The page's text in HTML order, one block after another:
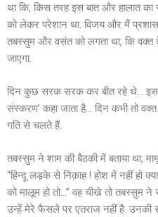
था कि, किस तरह इस बात और हालात का
को लेकर परेशान था. विजय और मैं
तबस्सुम और वसंत को लगता था, कि वक्त
जाएगा.
दिन कुछ सरक सरक कर बीत रहे थे… इस
संस्करण’ कहा जाता है… दिन कभी तो
गति से चलते हैं.
तबस्सुम ने शाम की बैठकी में बताया था,
“हिन्दू लड़के से निक़ाह ! होश में नहीं हो
को मालूम हो तो…” वह चीखे तो तबस्सुम ने
उन्हें मेरे फैसले पर एतराज नहीं है. उनकी